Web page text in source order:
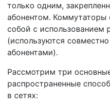
только одним,
абонентом.
собой с использованием
(используются
абонентами).
Рассмотрим три
распространенные
в сетях: